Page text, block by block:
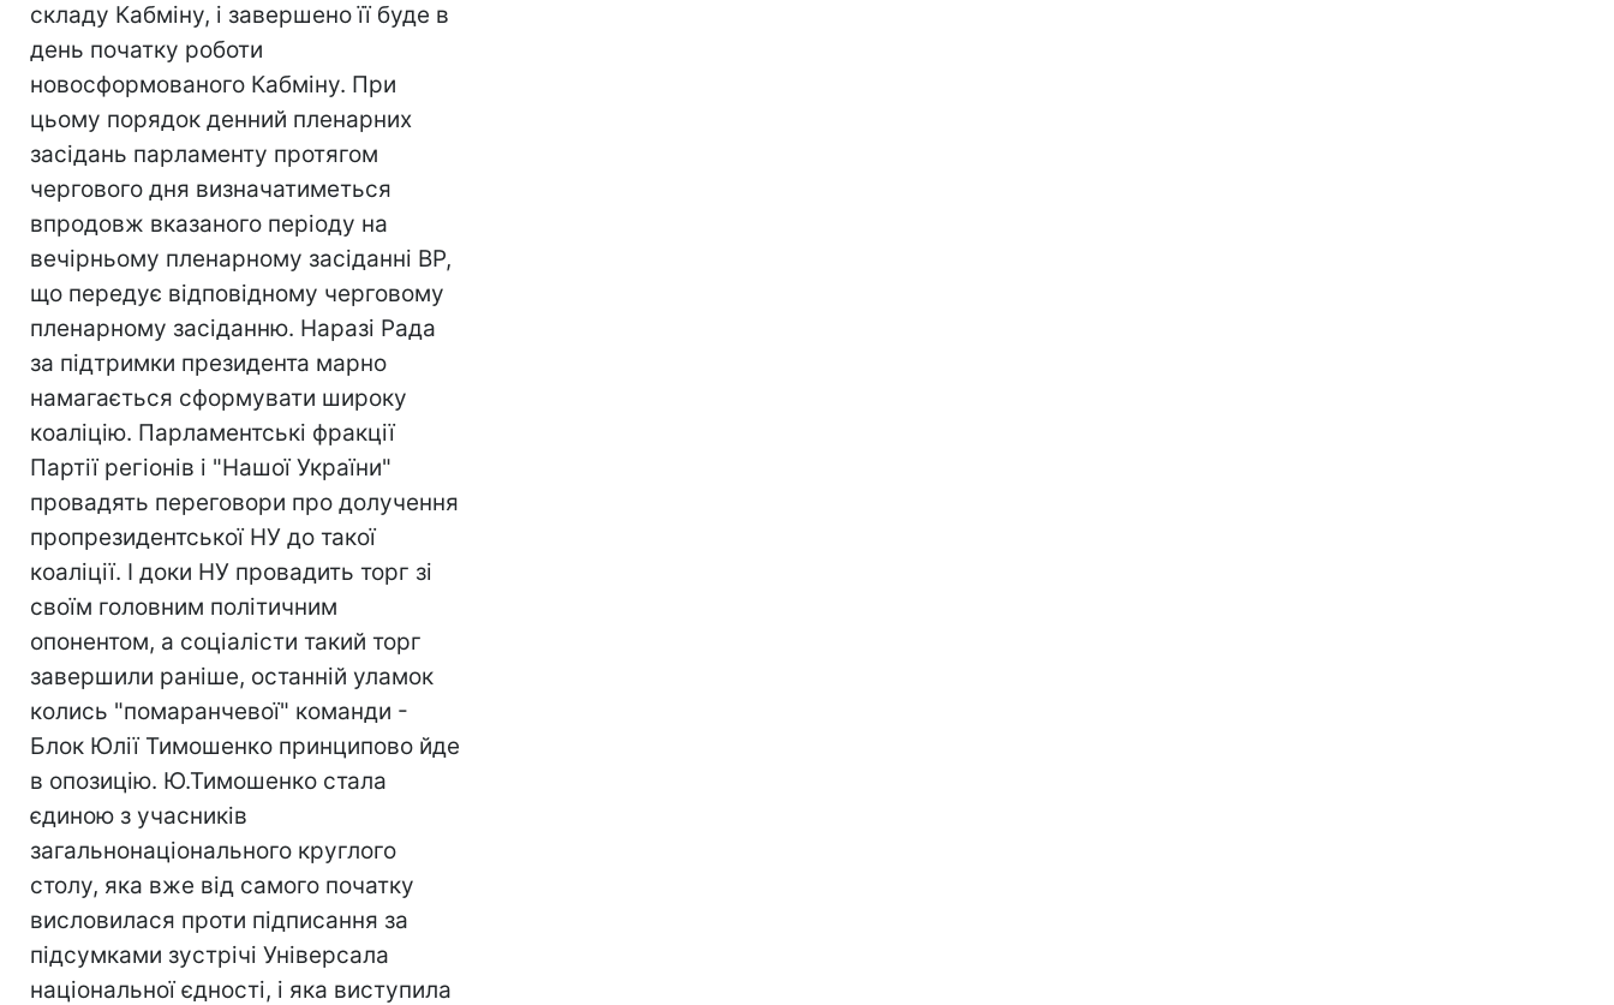
складу Кабміну, і завершено її буде в
день початку роботи
новосформованого Кабміну. При
цьому порядок денний пленарних
засідань парламенту протягом
чергового дня визначатиметься
впродовж вказаного періоду на
вечірньому пленарному засіданні ВР,
що передує відповідному черговому
пленарному засіданню. Наразі Рада
за підтримки президента марно
намагається сформувати широку
коаліцію. Парламентські фракції
Партії регіонів і "Нашої України"
провадять переговори про долучення
пропрезидентської НУ до такої
коаліції. І доки НУ провадить торг зі
своїм головним політичним
опонентом, а соціалісти такий торг
завершили раніше, останній уламок
колись "помаранчевої" команди -
Блок Юлії Тимошенко принципово йде
в опозицію. Ю.Тимошенко стала
єдиною з учасників
загальнонаціонального круглого
столу, яка вже від самого початку
висловилася проти підписання за
підсумками зустрічі Універсала
національної єдності, і яка виступила